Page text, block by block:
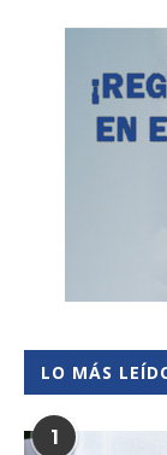
LO MÁS
1